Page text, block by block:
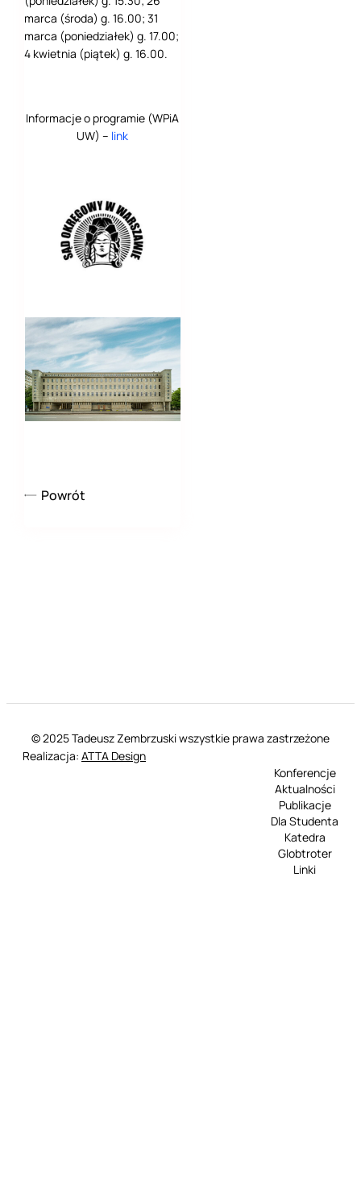
marca (środa) g. 16.00; 31
marca (poniedziałek) g. 17.00;
4 kwietnia (piątek) g. 16.00.
Informacje o programie (WPiA
UW) – link
Powrót
© 2025 Tadeusz Zembrzuski wszystkie prawa zastrzeżone
Realizacja: ATTA Design
Konferencje
Aktualności
Publikacje
Dla Studenta
Katedra
Globtroter
Linki